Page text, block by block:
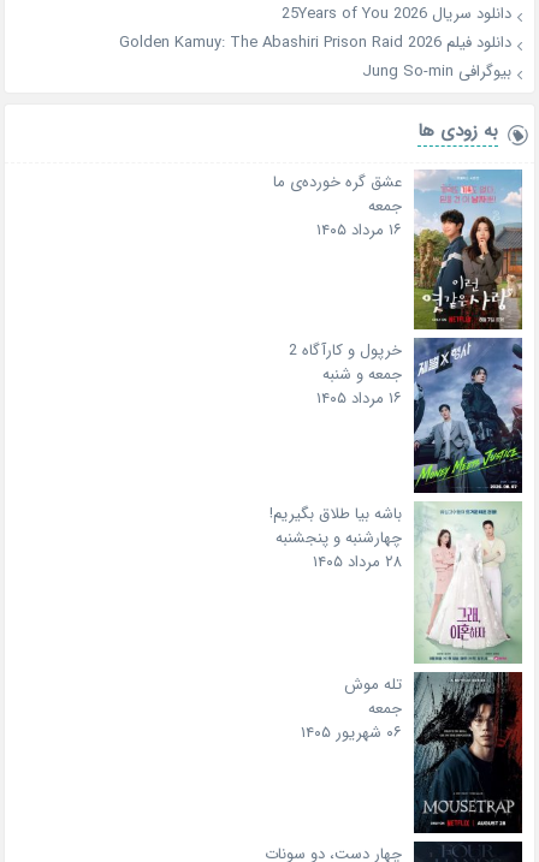
دانلود سریال 25Years of You 2026
دانلود فیلم Golden Kamuy: The Abashiri Prison Raid 2026
بیوگرافی Jung So-min
به زودی ها
عشق گره خورده‌ی ما
جمعه
۱۶ مرداد ۱۴۰۵
خرپول و کارآگاه 2
جمعه و شنبه
۱۶ مرداد ۱۴۰۵
باشه بیا طلاق بگیریم!
چهارشنبه و پنجشنبه
۲۸ مرداد ۱۴۰۵
تله موش
جمعه
۰۶ شهریور ۱۴۰۵
چهار دست، دو سونات